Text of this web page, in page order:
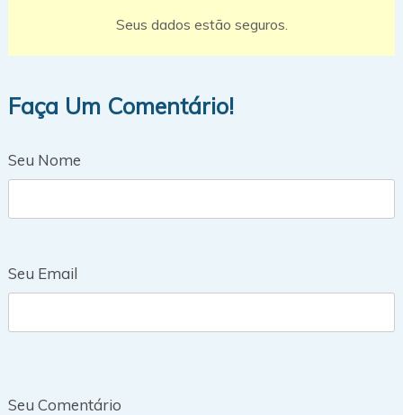
Seus dados estão seguros.
Faça Um Comentário!
Seu Nome
Seu Email
Seu Comentário